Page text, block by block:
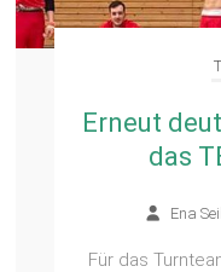
Erneut
das
Ena
Für das